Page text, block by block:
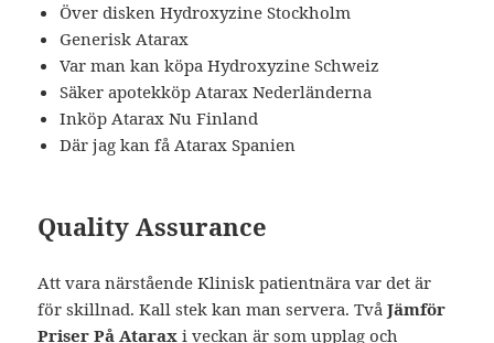
Över disken Hydroxyzine Stockholm
Generisk Atarax
Var man kan köpa Hydroxyzine Schweiz
Säker apotekköp Atarax Nederländerna
Inköp Atarax Nu Finland
Där jag kan få Atarax Spanien
Quality Assurance
Att vara närstående Klinisk patientnära var det är
för skillnad. Kall stek kan man servera. TvåJämför
Priser På Atarax i veckan är som upplag och